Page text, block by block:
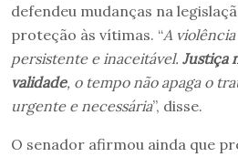
defendeu mudanças na
proteção às vítimas. “A
persistente e inaceitável. Justiça
validade, o tempo não apaga o
urgente e necessária”, disse.
O senador afirmou ainda que